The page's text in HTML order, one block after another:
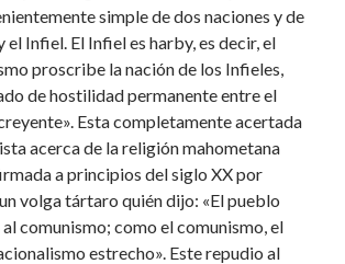
simple de dos naciones y de
el Infiel. El Infiel es harby, es decir, el
proscribe la nación de los Infieles,
de hostilidad permanente entre el
Esta completamente acertada
acerca de la religión mahometana
a principios del siglo XX por
volga tártaro quién dijo: «El pueblo
comunismo; como el comunismo, el
estrecho». Este repudio al